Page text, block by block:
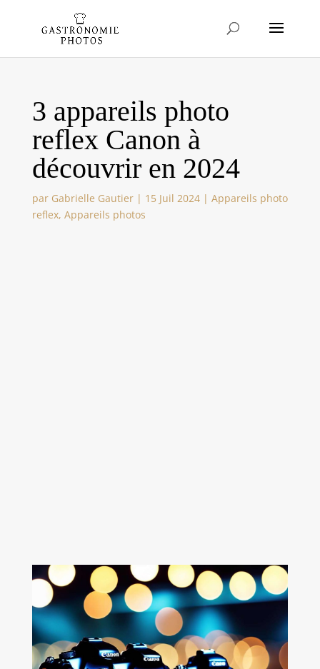
3 appareils photo
reflex Canon à
découvrir en 2024
par Gabrielle Gautier| 15 Juil 2024| Appareils photo
reflex, Appareils photos